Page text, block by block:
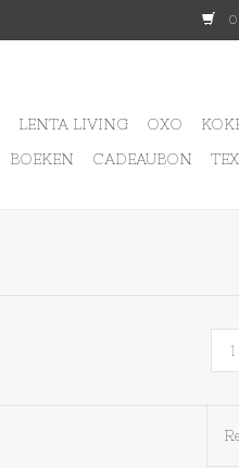
LENTA LIVING OXO
BOEKEN CADEAUBON